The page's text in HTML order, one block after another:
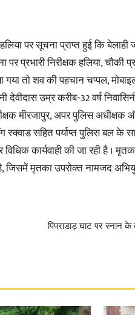
पर सूचना प्राप्त हुई कि
निरीक्षक हलिया, चौकी
तो शव की पहचान चप्पल,
उम्र करीब-32 वर्ष
मीरजापुर, अपर पुलिस अधीक्षक
सहित पर्याप्त पुलिस बल
कार्यवाही की जा रही है ।
जिसमें मृतका उपरोक्त नामजद
पिपराडाड़ घाट पर स्नान के